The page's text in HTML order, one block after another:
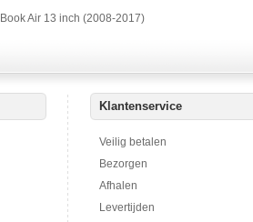
Air 13 inch (2008-2017)
Klantenservice
Veilig betalen
Bezorgen
Afhalen
Levertijden